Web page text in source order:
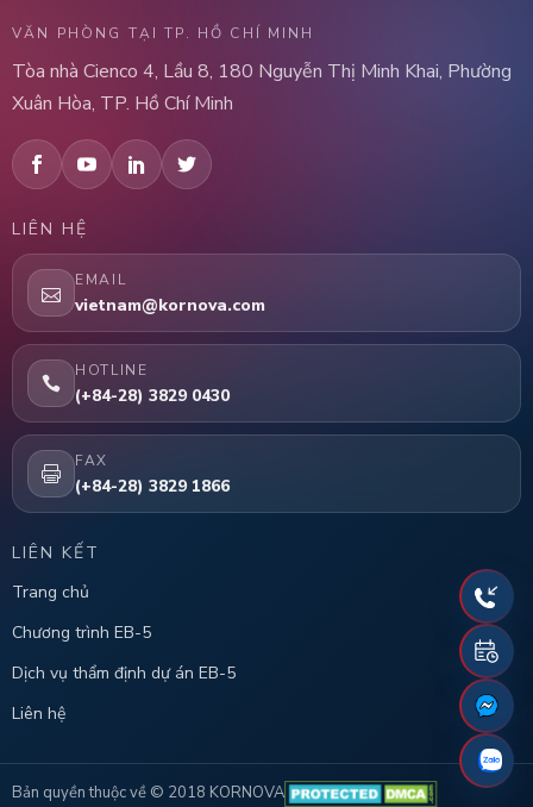
VĂN PHÒNG TẠI TP. HỒ CHÍ MINH
Tòa nhà Cienco 4, Lầu 8, 180 Nguyễn Thị Minh Khai, Phường
Xuân Hòa, TP. Hồ Chí Minh
LIÊN HỆ
EMAIL
vietnam@kornova.com
HOTLINE
(+84-28) 3829 0430
FAX
(+84-28) 3829 1866
LIÊN KẾT
Trang chủ
Chương trình EB-5
Dịch vụ thẩm định dự án EB-5
Liên hệ
Bản quyền thuộc về © 2018 KORNOVA